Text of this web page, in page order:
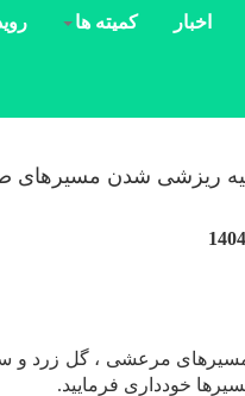
اخبار کمیته ها
ریزشی شدن مسیرهای
مرعشی ، گل زرد و
خودداری فرمایید.